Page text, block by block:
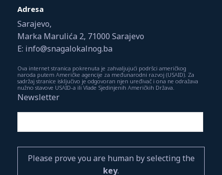
Adresa
Sarajevo,
Marka Marulića 2, 71000 Sarajevo
E: info@snagalokalnog.ba
Ova internet stranica pokrenuta je zahvaljujući podršci američkog
naroda putem Američke agencije za međunarodni razvoj (USAID). Za
sadržaj stranice isključivo je odgovoran njen uređivač i ona ne odražava
nužno stavove USAID-a ili Vlade Sjedinjenih Američkih Država.
Newsletter
Please prove you are human by selecting the
key.